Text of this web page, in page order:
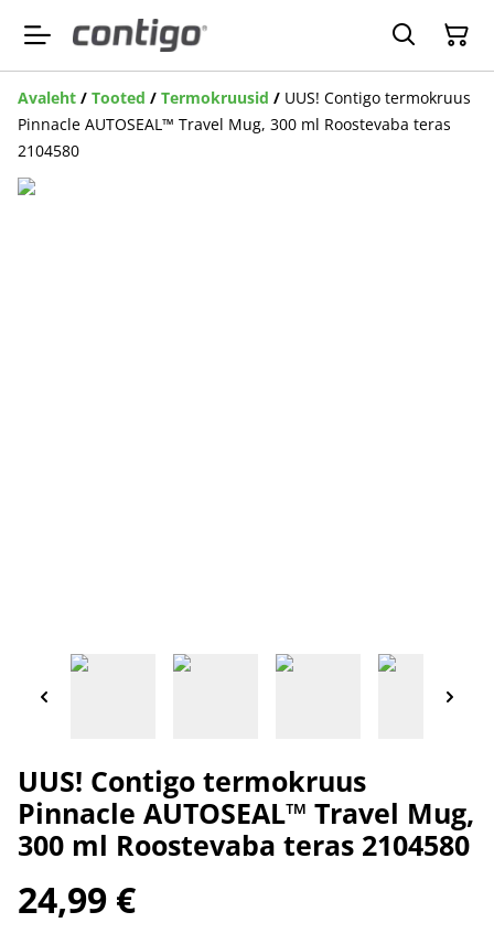
Avaleht / Tooted / Termokruusid / UUS! Contigo termokruus
Pinnacle AUTOSEAL™ Travel Mug, 300 ml Roostevaba teras
2104580
UUS! Contigo termokruus
Pinnacle AUTOSEAL™ Travel Mug,
300 ml Roostevaba teras 2104580
24,99 €